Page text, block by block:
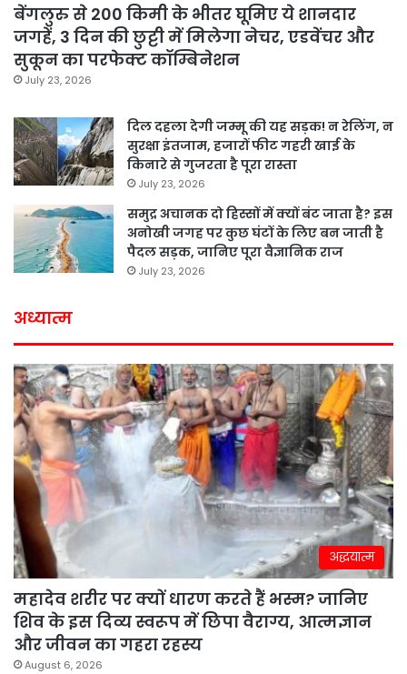
बेंगलुरु से 200 किमी के भीतर घूमिए ये शानदार
जगहें, 3 दिन की छुट्टी में मिलेगा नेचर, एडवेंचर और
सुकून का परफेक्ट कॉम्बिनेशन
July 23, 2026
दिल दहला देगी जम्मू की यह सड़क! न रेलिंग, न
सुरक्षा इंतजाम, हजारों फीट गहरी खाई के
किनारे से गुजरता है पूरा रास्ता
July 23, 2026
समुद्र अचानक दो हिस्सों में क्यों बंट जाता है? इस
अनोखी जगह पर कुछ घंटों के लिए बन जाती है
पैदल सड़क, जानिए पूरा वैज्ञानिक राज
July 23, 2026
अध्यात्म
अद्धयात्म
महादेव शरीर पर क्यों धारण करते हैं भस्म? जानिए
शिव के इस दिव्य स्वरूप में छिपा वैराग्य, आत्मज्ञान
और जीवन का गहरा रहस्य
August 6, 2026